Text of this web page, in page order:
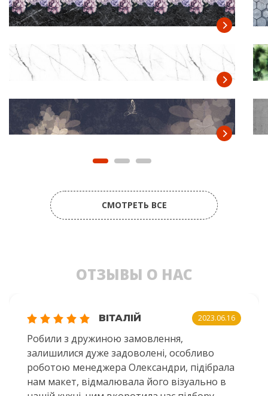
СМОТРЕТЬ ВСЕ
ОТЗЫВЫ О НАС
ВІТАЛІЙ 2023.06.16
Робили з дружиною замовлення,
залишилися дуже задоволені, особливо
роботою менеджера Олександри, підібрала
нам макет, відмалювала його візуально в